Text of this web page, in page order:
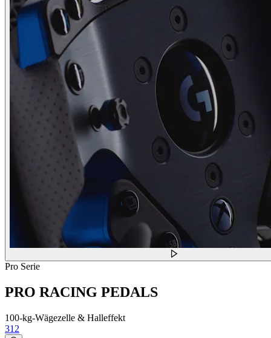
Pro Serie
PRO RACING PEDALS
100-kg-Wägezelle & Halleffekt
312